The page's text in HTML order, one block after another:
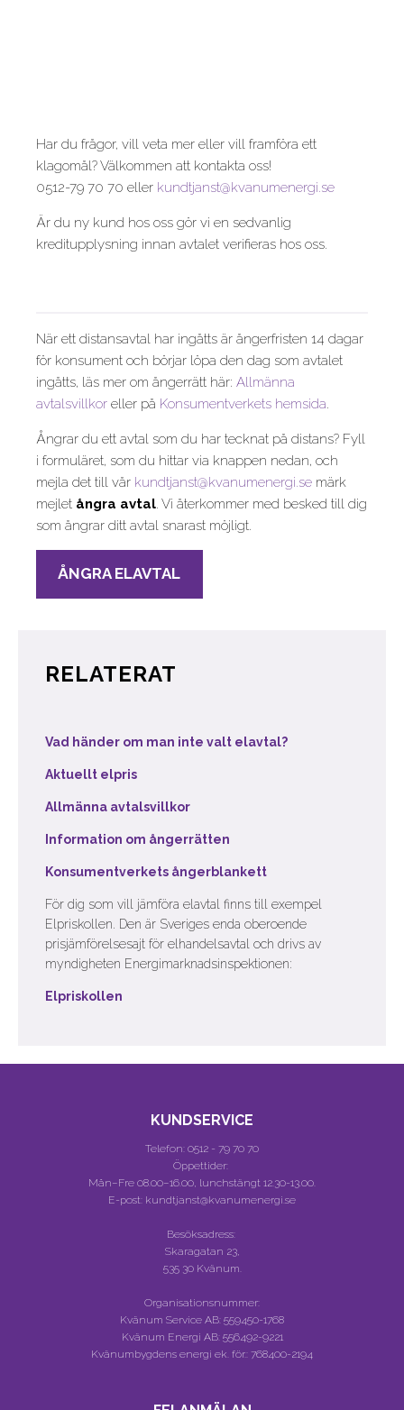
Har du frågor, vill veta mer eller vill framföra ett
klagomål? Välkommen att kontakta oss!
0512-79 70 70 eller kundtjanst@kvanumenergi.se
Är du ny kund hos oss gör vi en sedvanlig
kreditupplysning innan avtalet verifieras hos oss.
När ett distansavtal har ingåtts är ångerfristen 14 dagar
för konsument och börjar löpa den dag som avtalet
ingåtts, läs mer om ångerrätt här: Allmänna
avtalsvillkor eller på Konsumentverkets hemsida.
Ångrar du ett avtal som du har tecknat på distans? Fyll
i formuläret, som du hittar via knappen nedan, och
mejla det till vår kundtjanst@kvanumenergi.se märk
mejlet ångra avtal. Vi återkommer med besked till dig
som ångrar ditt avtal snarast möjligt.
ÅNGRA ELAVTAL
RELATERAT
Vad händer om man inte valt elavtal?
Aktuellt elpris
Allmänna avtalsvillkor
Information om ångerrätten
Konsumentverkets ångerblankett
För dig som vill jämföra elavtal finns till exempel
Elpriskollen. Den är Sveriges enda oberoende
prisjämförelsesajt för elhandelsavtal och drivs av
myndigheten Energimarknadsinspektionen:
Elpriskollen
KUNDSERVICE
Telefon: 0512 - 79 70 70
Öppettider:
Mån–Fre 08.00–16.00, lunchstängt 12.30-13.00.
E-post: kundtjanst@kvanumenergi.se
Besöksadress:
Skaragatan 23,
535 30 Kvänum.
Organisationsnummer:
Kvänum Service AB: 559450-1768
Kvänum Energi AB: 556492-9221
Kvänumbygdens energi ek. för.: 768400-2194